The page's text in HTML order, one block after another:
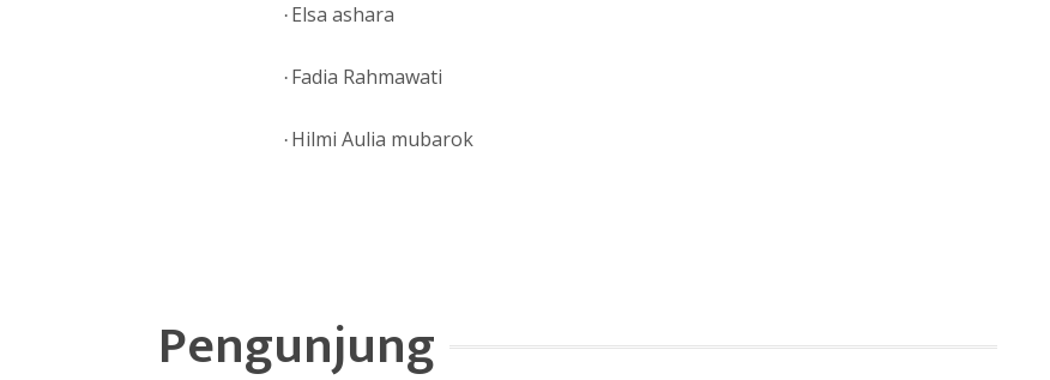
· Elsa ashara
· Fadia Rahmawati
· Hilmi Aulia mubarok
Pengunjung